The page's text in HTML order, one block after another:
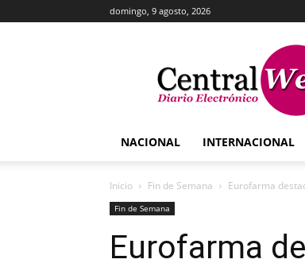
domingo, 9 agosto, 2026
Central
Web
NACIONAL INTERNACIONAL
Inicio Fin de Semana Eurofarma
Fin de Semana
Eurofarma